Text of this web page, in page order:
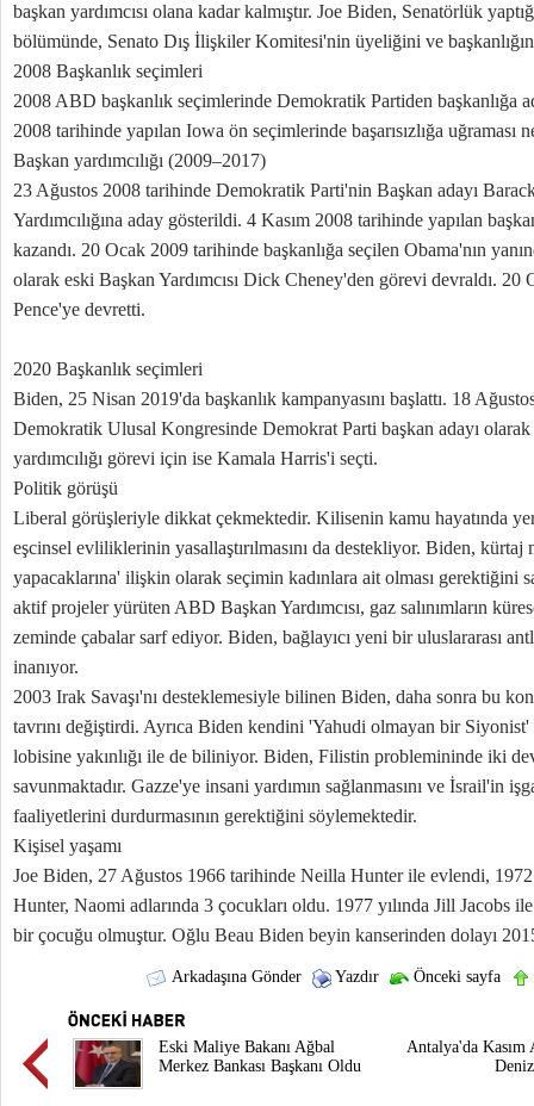
başkan yardımcısı olana kadar kalmıştır. Joe Biden, Senatörlük
bölümünde, Senato Dış İlişkiler Komitesi'nin üyeliğini ve
2008 Başkanlık seçimleri
2008 ABD başkanlık seçimlerinde Demokratik Partiden başkanlığa
2008 tarihinde yapılan Iowa ön seçimlerinde başarısızlığa uğraması
Başkan yardımcılığı (2009–2017)
23 Ağustos 2008 tarihinde Demokratik Parti'nin Başkan adayı
Yardımcılığına aday gösterildi. 4 Kasım 2008 tarihinde yapılan
kazandı. 20 Ocak 2009 tarihinde başkanlığa seçilen Obama'nın
olarak eski Başkan Yardımcısı Dick Cheney'den görevi devraldı.
Pence'ye devretti.
2020 Başkanlık seçimleri
Biden, 25 Nisan 2019'da başkanlık kampanyasını başlattı. 18
Demokratik Ulusal Kongresinde Demokrat Parti başkan adayı
yardımcılığı görevi için ise Kamala Harris'i seçti.
Politik görüşü
Liberal görüşleriyle dikkat çekmektedir. Kilisenin kamu hayatında
eşcinsel evliliklerinin yasallaştırılmasını da destekliyor. Biden, kürtaj
yapacaklarına' ilişkin olarak seçimin kadınlara ait olması gerektiğini
aktif projeler yürüten ABD Başkan Yardımcısı, gaz salınımların
zeminde çabalar sarf ediyor. Biden, bağlayıcı yeni bir uluslararası
inanıyor.
2003 Irak Savaşı'nı desteklemesiyle bilinen Biden, daha sonra bu
tavrını değiştirdi. Ayrıca Biden kendini 'Yahudi olmayan bir
lobisine yakınlığı ile de biliniyor. Biden, Filistin problemininde iki
savunmaktadır. Gazze'ye insani yardımın sağlanmasını ve İsrail'in
faaliyetlerini durdurmasının gerektiğini söylemektedir.
Kişisel yaşamı
Joe Biden, 27 Ağustos 1966 tarihinde Neilla Hunter ile evlendi, 1972
Hunter, Naomi adlarında 3 çocukları oldu. 1977 yılında Jill Jacobs
bir çocuğu olmuştur. Oğlu Beau Biden beyin kanserinden dolayı
Arkadaşına Gönder Yazdır Önceki sayfa
Eski Maliye Bakanı Ağbal
Merkez Bankası Başkanı Oldu
Antalya'da Kasım